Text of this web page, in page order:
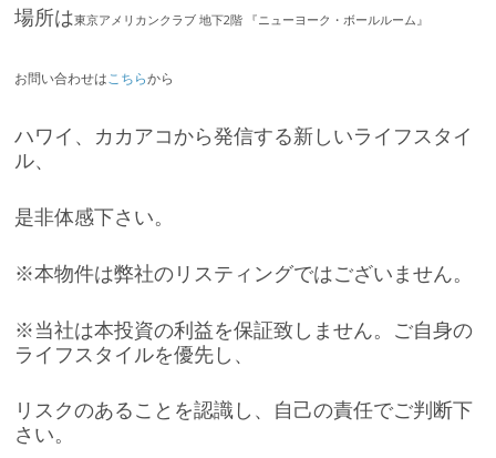
場所は東京アメリカンクラブ 地下2階 『ニューヨーク・ボールルーム』
お問い合わせはこちらから
ハワイ、カカアコから発信する新しいライフスタイ
ル、
是非体感下さい。
※本物件は弊社のリスティングではございません。
※当社は本投資の利益を保証致しません。ご自身の
ライフスタイルを優先し、
リスクのあることを認識し、自己の責任でご判断下
さい。